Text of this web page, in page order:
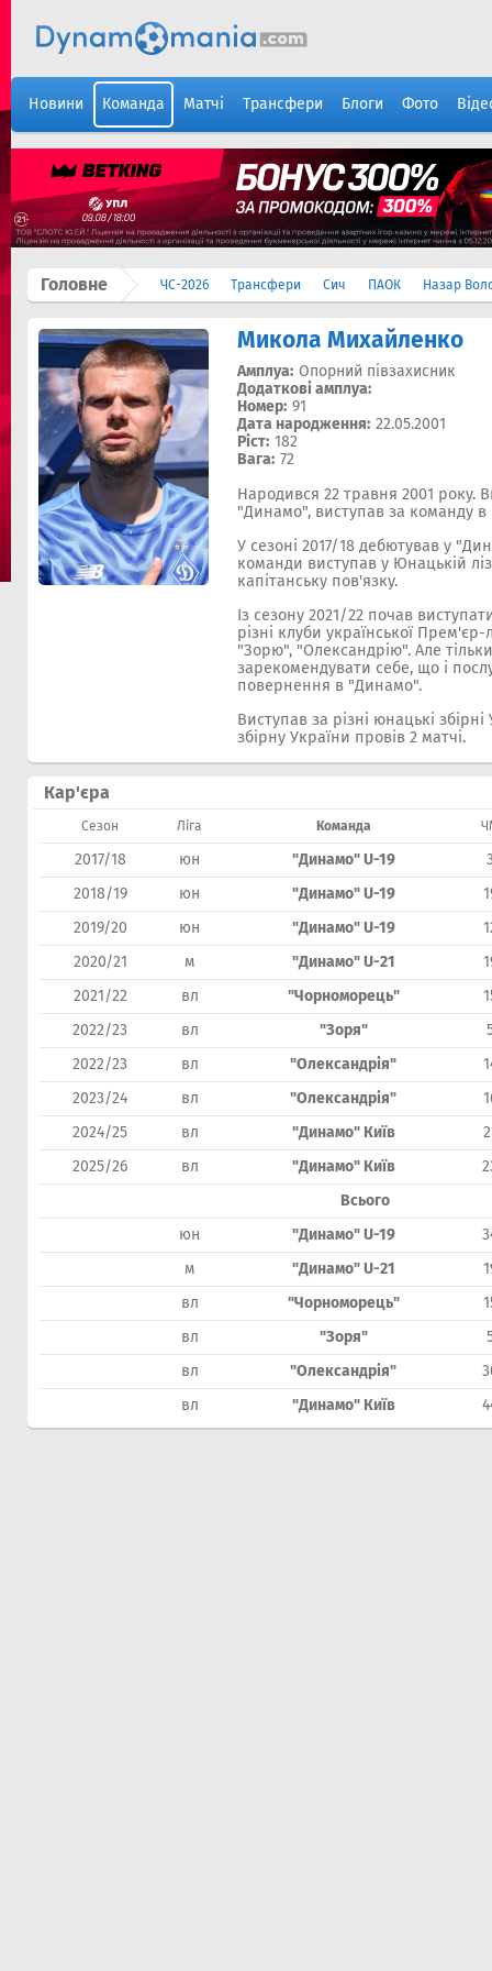
Новини Команда Матчі Трансфери Блоги Фото
Головне ЧС-2026 Трансфери Сич ПАОК Назар
Микола Михайленко
Амплуа: Опорний півзахисник
Додаткові амплуа:
Номер: 91
Дата народження: 22.05.2001
Ріст: 182
Вага: 72
Народився 22 травня 2001 року.
"Динамо", виступав за команду
У сезоні 2017/18 дебютував у
команди виступав у Юнацькій
капітанську пов'язку.
Із сезону 2021/22 почав
різні клуби української
"Зорю", "Олександрію". Але тільки
зарекомендувати себе, що і
повернення в "Динамо".
Виступав за різні юнацькі
збірну України провів 2 матчі.
Кар'єра
Сезон Ліга Команда
2017/18 юн "Динамо" U-19
2018/19
юн "Динамо" U-19
2019/20
юн "Динамо" U-19
2020/21
м "Динамо" U-21
2021/22
вл "Чорноморець"
2022/23
вл "Зоря"
2022/23
вл "Олександрія"
2023/24
вл "Олександрія"
2024/25
вл "Динамо" Київ
2025/26
вл "Динамо" Київ
Всього
юн
"Динамо" U-19
м
"Динамо" U-21
вл
"Чорноморець"
вл
"Зоря"
вл
"Олександрія"
вл
"Динамо" Київ